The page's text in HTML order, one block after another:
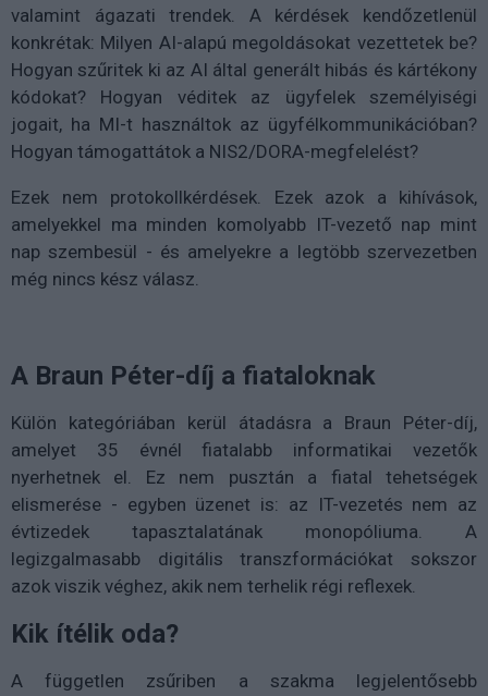
valamint ágazati trendek. A kérdések kendőzetlenül
konkrétak: Milyen AI-alapú megoldásokat vezettetek be?
Hogyan szűritek ki az AI által generált hibás és kártékony
kódokat? Hogyan véditek az ügyfelek személyiségi
jogait, ha MI-t használtok az ügyfélkommunikációban?
Hogyan támogattátok a NIS2/DORA-megfelelést?
Ezek nem protokollkérdések. Ezek azok a kihívások,
amelyekkel ma minden komolyabb IT-vezető nap mint
nap szembesül - és amelyekre a legtöbb szervezetben
még nincs kész válasz.
A Braun Péter-díj a fiataloknak
Külön kategóriában kerül átadásra a Braun Péter-díj,
amelyet 35 évnél fiatalabb informatikai vezetők
nyerhetnek el. Ez nem pusztán a fiatal tehetségek
elismerése - egyben üzenet is: az IT-vezetés nem az
évtizedek tapasztalatának monopóliuma. A
legizgalmasabb digitális transzformációkat sokszor
azok viszik véghez, akik nem terhelik régi reflexek.
Kik ítélik oda?
A független zsűriben a szakma legjelentősebb